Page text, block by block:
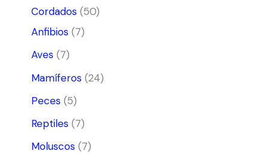
Cordados(50)
Anfibios(7)
Aves(7)
Mamíferos(24)
Peces(5)
Reptiles(7)
Moluscos(7)